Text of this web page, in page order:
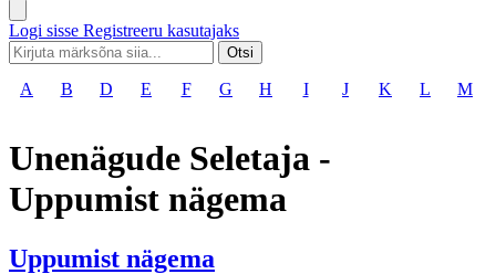
Logi sisse Registreeru kasutajaks
Otsi
A B D E F G H I J K L M
Unenägude Seletaja -
Uppumist nägema
Uppumist nägema